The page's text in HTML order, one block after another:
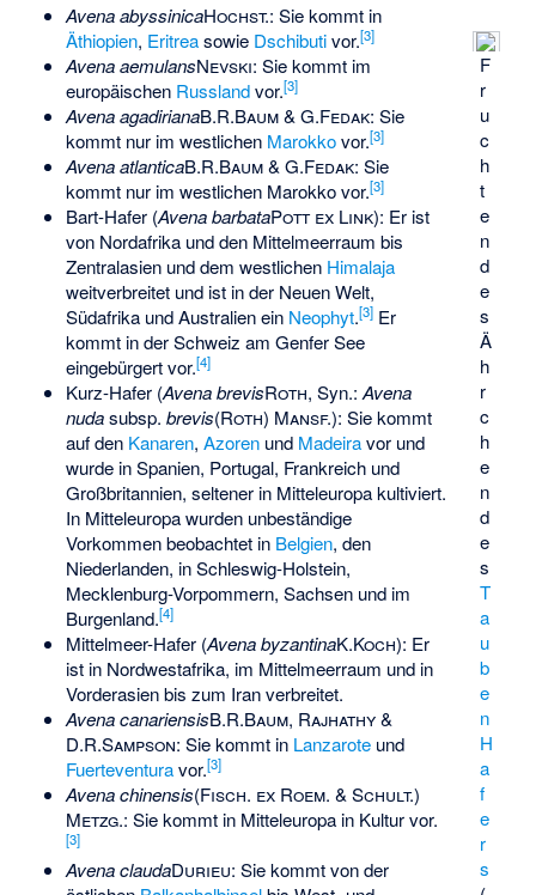
F
r
u
c
h
t
e
n
d
e
s
Ä
h
r
c
h
e
n
d
e
s
T
a
u
b
e
n
H
a
f
e
r
s
Avena abyssinicaHochst.: Sie kommt in
Äthiopien, Eritreasowie Dschibutivor.[3]
Avena aemulansNevski: Sie kommt im
europäischen Russlandvor.[3]
Avena agadirianaB.R.Baum & G.Fedak: Sie
kommt nur im westlichen Marokkovor.[3]
Avena atlanticaB.R.Baum & G.Fedak: Sie
kommt nur im westlichen Marokko vor.[3]
Bart-Hafer(Avena barbataPott ex Link): Er ist
von Nordafrika und den Mittelmeerraum bis
Zentralasien und dem westlichen Himalaja
weitverbreitet und ist in der Neuen Welt,
Südafrika und Australien ein Neophyt.[3]Er
kommt in der Schweiz am Genfer See
eingebürgert vor.[4]
Kurz-Hafer(Avena brevisRoth, Syn.: Avena
nudasubsp. brevis(Roth) Mansf.): Sie kommt
auf den Kanaren, Azorenund Madeiravor und
wurde in Spanien, Portugal, Frankreich und
Großbritannien, seltener in Mitteleuropa kultiviert.
In Mitteleuropa wurden unbeständige
Vorkommen beobachtet in Belgien, den
Niederlanden, in Schleswig-Holstein,
Mecklenburg-Vorpommern, Sachsen und im
Burgenland.[4]
Mittelmeer-Hafer(Avena byzantinaK.Koch): Er
ist in Nordwestafrika, im Mittelmeerraum und in
Vorderasien bis zum Iran verbreitet.
Avena canariensisB.R.Baum, Rajhathy &
D.R.Sampson: Sie kommt in Lanzaroteund
Fuerteventuravor.[3]
Avena chinensis(Fisch. ex Roem. & Schult.)
Metzg.: Sie kommt in Mitteleuropa in Kultur vor.
[3]
Avena claudaDurieu: Sie kommt von der